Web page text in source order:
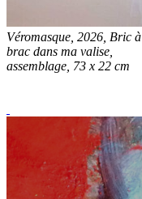
Véromasque, 2026, Bric à
brac dans ma valise,
assemblage, 73 x 22 cm